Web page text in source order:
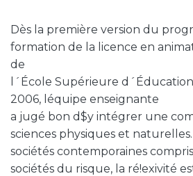
Dès la première version du
formation de la licence en
de
l´École Supérieure
2006, léquipe enseignante
a jugé bon d$y intégrer une
sciences physiques et
sociétés contemporaines
sociétés du risque, la ré!exivité